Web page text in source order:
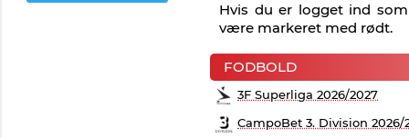
Hvis du er logget ind
være markeret med rødt.
FODBOLD
3F Superliga 2026/2027
CampoBet 3. Division 2026/